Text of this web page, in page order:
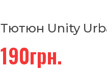
Тютюн Unity
190грн.